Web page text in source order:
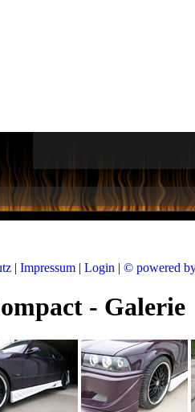
| Impressum | Login | © powered
- Galerie